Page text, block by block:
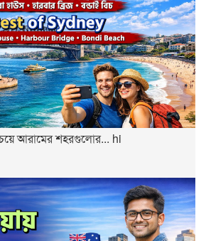
আরামের শহরগুলোর... hi